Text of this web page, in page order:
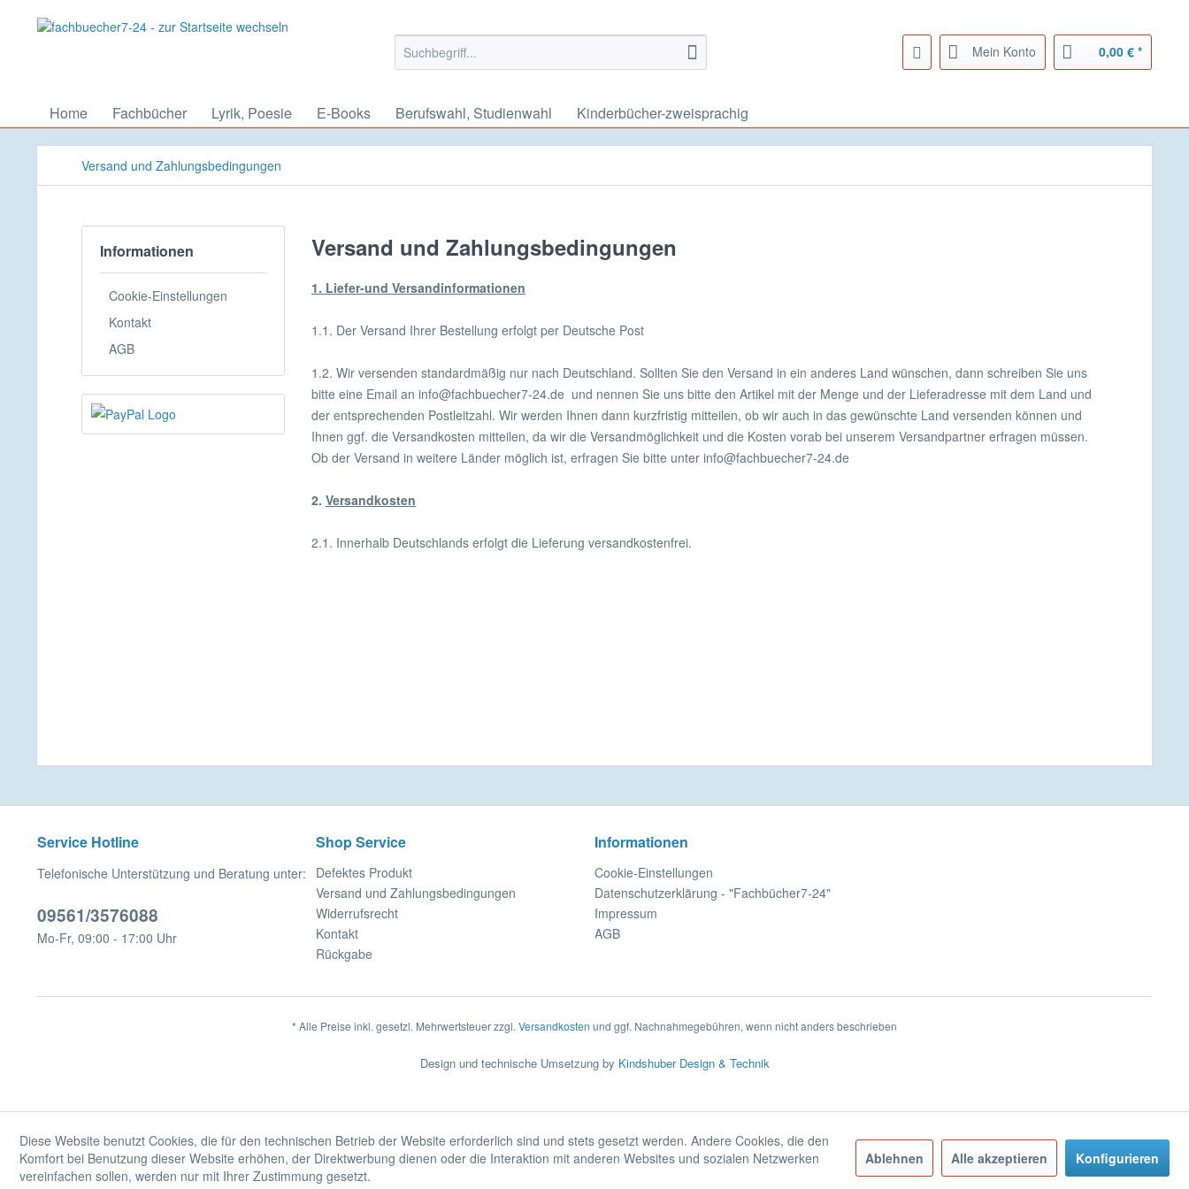
Mein Konto 0,00 € *
Home Fachbücher Lyrik, Poesie E-Books Berufswahl, Studienwahl Kinderbücher-zweisprachig
Versand und Zahlungsbedingungen
Informationen
Cookie-Einstellungen
Kontakt
AGB
Versand und Zahlungsbedingungen
1. Liefer-und Versandinformationen
1.1. Der Versand Ihrer Bestellung erfolgt per Deutsche Post
1.2. Wir versenden standardmäßig nur nach Deutschland. Sollten Sie den Versand in ein anderes Land wünschen, dann schreiben Sie uns
bitte eine Email an info@fachbuecher7-24.de und nennen Sie uns bitte den Artikel mit der Menge und der Lieferadresse mit dem Land und
der entsprechenden Postleitzahl. Wir werden Ihnen dann kurzfristig mitteilen, ob wir auch in das gewünschte Land versenden können und
Ihnen ggf. die Versandkosten mitteilen, da wir die Versandmöglichkeit und die Kosten vorab bei unserem Versandpartner erfragen müssen.
Ob der Versand in weitere Länder möglich ist, erfragen Sie bitte unter info@fachbuecher7-24.de
2. Versandkosten
2.1. Innerhalb Deutschlands erfolgt die Lieferung versandkostenfrei.
Service Hotline
Telefonische Unterstützung und Beratung unter:
09561/3576088
Mo-Fr, 09:00 - 17:00 Uhr
Shop Service
Defektes Produkt
Versand und Zahlungsbedingungen
Widerrufsrecht
Kontakt
Rückgabe
Informationen
Cookie-Einstellungen
Datenschutzerklärung - "Fachbücher7-24"
Impressum
AGB
* Alle Preise inkl. gesetzl. Mehrwertsteuer zzgl. Versandkosten und ggf. Nachnahmegebühren, wenn nicht anders beschrieben
Design und technische Umsetzung by Kindshuber Design & Technik
Diese Website benutzt Cookies, die für den technischen Betrieb der Website erforderlich sind und stets gesetzt werden. Andere Cookies, die den
Komfort bei Benutzung dieser Website erhöhen, der Direktwerbung dienen oder die Interaktion mit anderen Websites und sozialen Netzwerken
vereinfachen sollen, werden nur mit Ihrer Zustimmung gesetzt.
Ablehnen Alle akzeptieren Konfigurieren